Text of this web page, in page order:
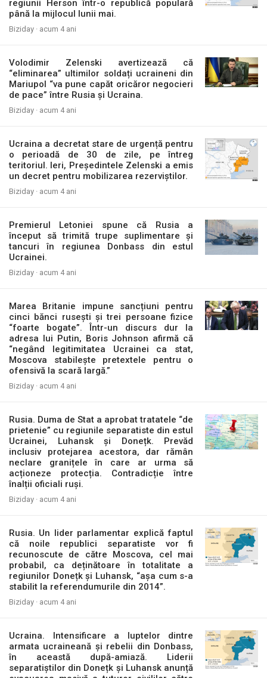
regiunii Herson într-o republică populară
până la mijlocul lunii mai.
Biziday · acum 4 ani
Volodimir Zelenski avertizează că
“eliminarea” ultimilor soldați ucraineni din
Mariupol “va pune capăt oricăror negocieri
de pace” între Rusia și Ucraina.
Biziday · acum 4 ani
Ucraina a decretat stare de urgență pentru
o perioadă de 30 de zile, pe întreg
teritoriul. Ieri, Președintele Zelenski a emis
un decret pentru mobilizarea rezerviștilor.
Biziday · acum 4 ani
Premierul Letoniei spune că Rusia a
început să trimită trupe suplimentare și
tancuri în regiunea Donbass din estul
Ucrainei.
Biziday · acum 4 ani
Marea Britanie impune sancțiuni pentru
cinci bănci rusești și trei persoane fizice
“foarte bogate”. Într-un discurs dur la
adresa lui Putin, Boris Johnson afirmă că
“negând legitimitatea Ucrainei ca stat,
Moscova stabilește pretextele pentru o
ofensivă la scară largă.”
Biziday · acum 4 ani
Rusia. Duma de Stat a aprobat tratatele “de
prietenie” cu regiunile separatiste din estul
Ucrainei, Luhansk și Donețk. Prevăd
inclusiv protejarea acestora, dar rămân
neclare granițele în care ar urma să
acționeze protecția. Contradicție între
înalții oficiali ruși.
Biziday · acum 4 ani
Rusia. Un lider parlamentar explică faptul
că noile republici separatiste vor fi
recunoscute de către Moscova, cel mai
probabil, ca deținătoare în totalitate a
regiunilor Donețk și Luhansk, “așa cum s-a
stabilit la referendumurile din 2014”.
Biziday · acum 4 ani
Ucraina. Intensificare a luptelor dintre
armata ucraineană și rebelii din Donbass,
în această după-amiază. Liderii
separatiștilor din Donețk și Luhansk anunță